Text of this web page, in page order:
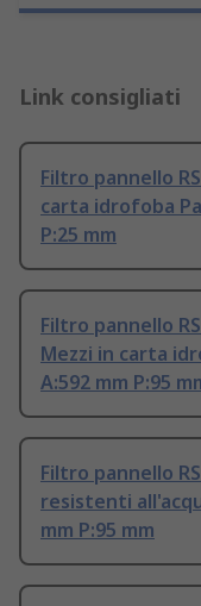
Link consigliati
Filtro pannello
carta idrofoba
P:25 mm
Filtro pannello
Mezzi in carta
A:592 mm P:95
Filtro pannello
resistenti
mm P:95 mm